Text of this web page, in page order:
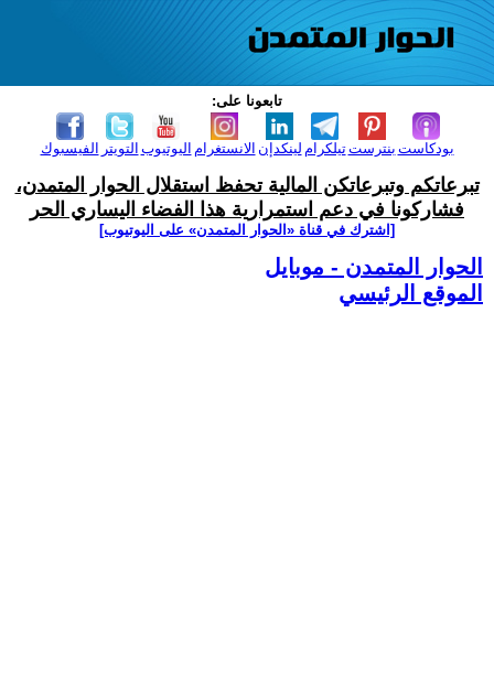
تابعونا على:
الفيسبوك التويتر اليوتيوب الانستغرام لينكدإن تيلكرامبنترست بودكاست
تبرعاتكم وتبرعاتكن المالية تحفظ استقلال الحوار المتمدن،
فشاركونا في دعم استمرارية هذا الفضاء اليساري الحر
[اشترك في قناة ‫«الحوار المتمدن» على اليوتيوب]
الحوار المتمدن - موبايل
الموقع الرئيسي